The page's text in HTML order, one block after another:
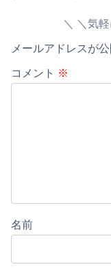
＼気
メールアドレスが
コメント ※
名前